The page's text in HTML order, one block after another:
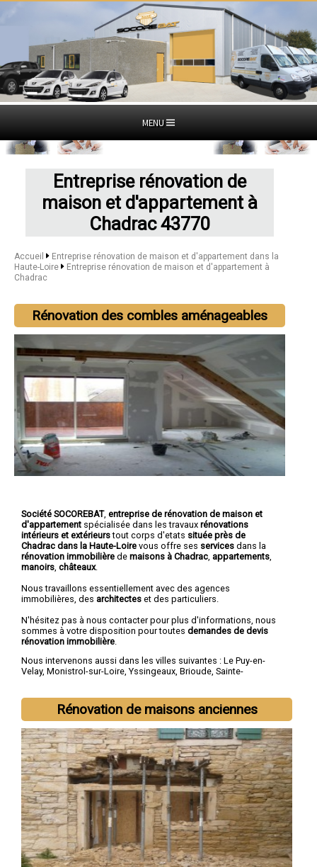
MENU
Entreprise rénovation de
maison et d'appartement à
Chadrac 43770
Accueil
Entreprise rénovation de maison et d'appartement dans la
Haute-Loire
Entreprise rénovation de maison et d'appartement à
Chadrac
Rénovation des combles aménageables
Société SOCOREBAT, entreprise de rénovation de maison et
d'appartement spécialisée dans les travaux rénovations
intérieurs et extérieurstout corps d'etats située près de
Chadrac dans la Haute-Loire vous offre ses services dans la
rénovation immobilière de maisons à Chadrac appartements
manoirs châteaux.
Nous travaillons essentiellement avec des agences
immobilières, des architectes et des particuliers.
N'hésitez pas à nous contacter pour plus d'informations, nous
sommes à votre disposition pour toutes demandes de devis
rénovation immobilière
Nous intervenons aussi dans les villes suivantes : Le Puy-en-
Velay, Monistrol-sur-Loire, Yssingeaux, Brioude, Sainte-
Rénovation de maisons anciennes